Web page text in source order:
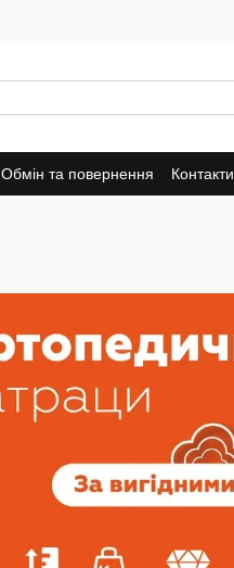
Обмін та повернення Контакти